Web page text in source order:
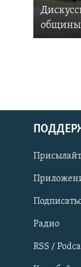
Українською
Qırımtatar
Радио
RSS /